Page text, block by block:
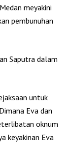
meyakini
pembunuhan
Saputra dalam
untuk
Eva dan
oknum
keyakinan Eva